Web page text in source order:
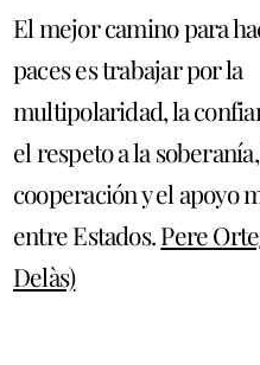
El mejor camino para
paces es trabajar por la
multipolaridad, la
el respeto a la
cooperación y el apoyo
entre Estados.Pere
Delàs)